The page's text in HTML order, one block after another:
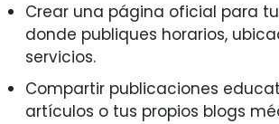
Crear una página oficial para
donde publiques horarios,
servicios.
Compartir publicaciones
artículos o tus propios blogs